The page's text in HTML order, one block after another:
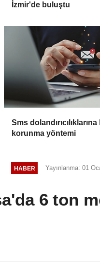
İzmir'de buluştu
Sms dolandırıcılıklarına
korunma yöntemi
HABER Yayınlanma: 01
6 ton